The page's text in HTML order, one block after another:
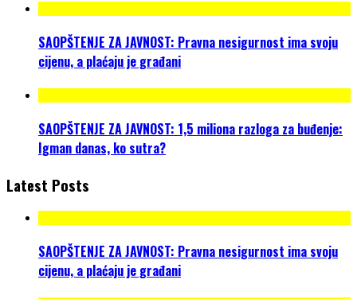
SAOPŠTENJE ZA JAVNOST: Pravna nesigurnost ima svoju
cijenu, a plaćaju je građani
SAOPŠTENJE ZA JAVNOST: 1,5 miliona razloga za buđenje:
Igman danas, ko sutra?
Latest Posts
SAOPŠTENJE ZA JAVNOST: Pravna nesigurnost ima svoju
cijenu, a plaćaju je građani